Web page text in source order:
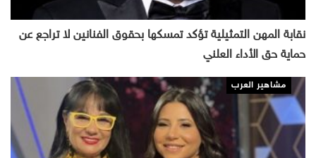
نقابة المهن التمثيلية تؤكد تمسكها بحقوق الفنانين لا تراجع عن
حماية حق الأداء العلني
مشاهير العرب